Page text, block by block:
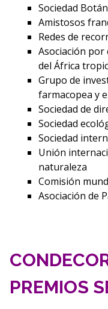
Sociedad
Amistosos
Redes de
Asociación
del África
Grupo de
farmacopea y
Sociedad de
Sociedad
Sociedad
Unión
naturaleza
Comisión
Asociación de
PREMIOS